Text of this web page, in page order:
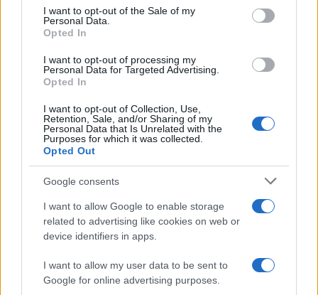
consent section.
I want to opt-out of the Sale of my
Personal Data.
Opted In
I want to opt-out of processing my
Personal Data for Targeted Advertising.
Opted In
I want to opt-out of Collection, Use,
Retention, Sale, and/or Sharing of my
Personal Data that Is Unrelated with the
Purposes for which it was collected.
Opted Out
Google consents
I want to allow Google to enable storage
related to advertising like cookies on web or
device identifiers in apps.
I want to allow my user data to be sent to
Google for online advertising purposes.
Σχολίασε εδώ
2000 /2000
Όροι Χρήσης . Το site προστατεύεται από reCAPTCHA, ισχύουν
Πολιτική Απορρήτου&Όροι Χρήσης
Ελλάδα
ΔΟΛΟΦΟΝΙΑ
ΕΞΑΡΧΕΙΑ